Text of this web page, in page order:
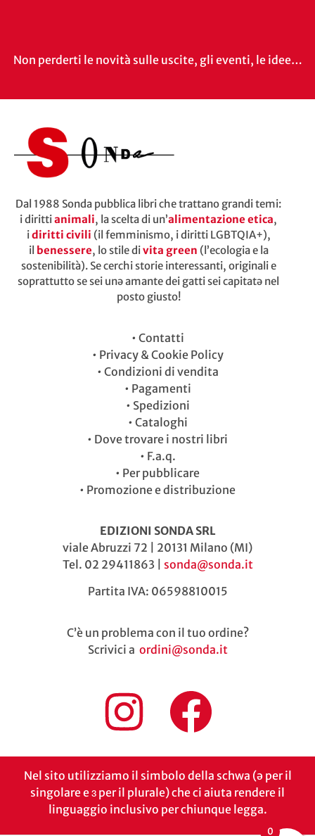
Non perderti le novità sulle uscite, gli eventi, le idee…
Dal 1988 Sonda pubblica libri che trattano grandi temi:
i dirittianimali, la scelta di un’alimentazione etica,
idiritti civili (il femminismo, i diritti LGBTQIA+),
il benessere, lo stile divita green (l’ecologia e la
sostenibilità). Se cerchi storie interessanti, originali e
soprattutto se sei unə amante dei gatti sei capitatə nel
posto giusto!
• Contatti
• Privacy & Cookie Policy
• Condizioni di vendita
• Pagamenti
• Spedizioni
• Cataloghi
• Dove trovare i nostri libri
• F.a.q.
• Per pubblicare
• Promozione e distribuzione
EDIZIONI SONDA SRL
viale Abruzzi 72 | 20131 Milano (MI)
Tel. 02 29411863 | sonda@sonda.it
Partita IVA: 06598810015
C’è un problema con il tuo ordine?
Scrivici a ordini@sonda.it
Nel sito utilizziamo il simbolo della schwa (ə per il
singolare e ɜ per il plurale) che ci aiuta rendere il
linguaggio inclusivo per chiunque legga.
0